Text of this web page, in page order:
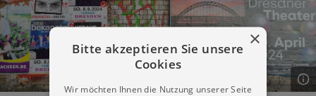
×
Bitte akzeptieren Sie unsere
Cookies
Wir möchten Ihnen die Nutzung unserer Seite